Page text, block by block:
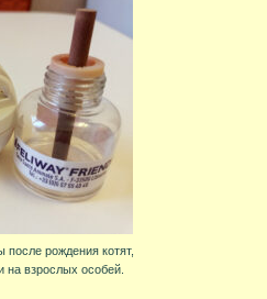
рождения котят,
на взрослых особей.